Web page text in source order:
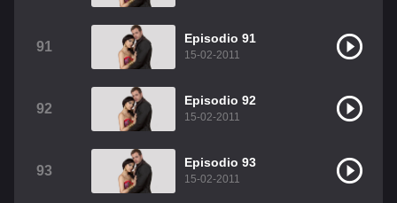
91
Episodio 91
15-02-2011
92
Episodio 92
15-02-2011
93
Episodio 93
15-02-2011